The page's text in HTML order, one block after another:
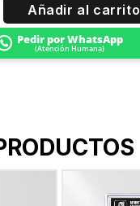
Añadir al carrito
Pedir por WhatsApp
(Atención Humana)